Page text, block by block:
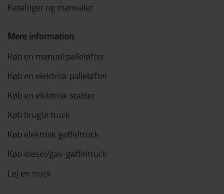
Kataloger og manualer
Mere information
Køb en manuel palleløfter
Køb en elektrisk palleløfter
Køb en elektrisk stabler
Køb brugte truck
Køb elektrisk gaffeltruck
Køb diesel/gas-gaffeltruck
Lej en truck